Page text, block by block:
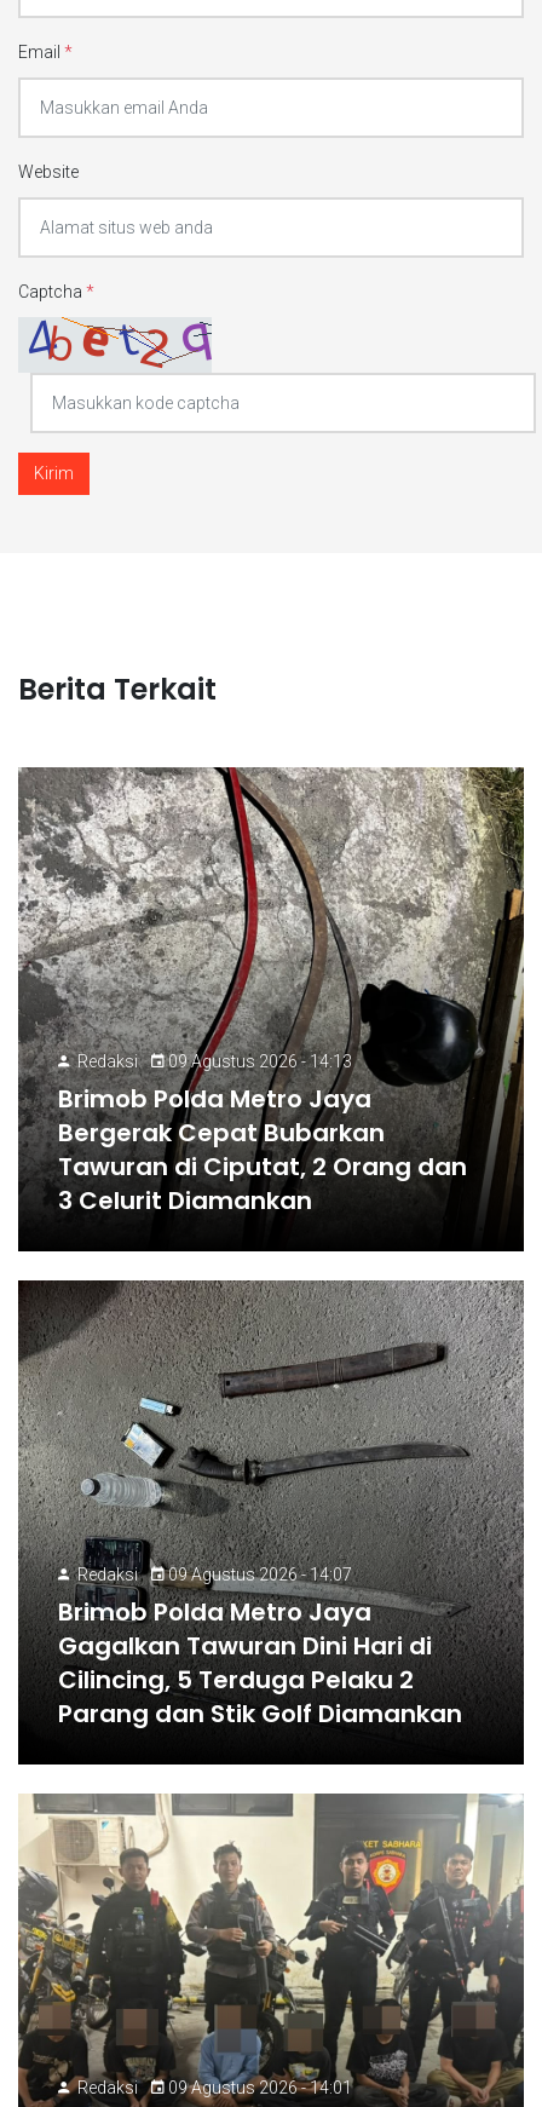
Email *
Website
Captcha *
Kirim
Berita Terkait
Redaksi 09 Agustus 2026 - 14:13
Brimob Polda Metro Jaya
Bergerak Cepat Bubarkan
Tawuran di Ciputat, 2 Orang dan
3 Celurit Diamankan
Redaksi 09 Agustus 2026 - 14:07
Brimob Polda Metro Jaya
Gagalkan Tawuran Dini Hari di
Cilincing, 5 Terduga Pelaku 2
Parang dan Stik Golf Diamankan
Redaksi 09 Agustus 2026 - 14:01